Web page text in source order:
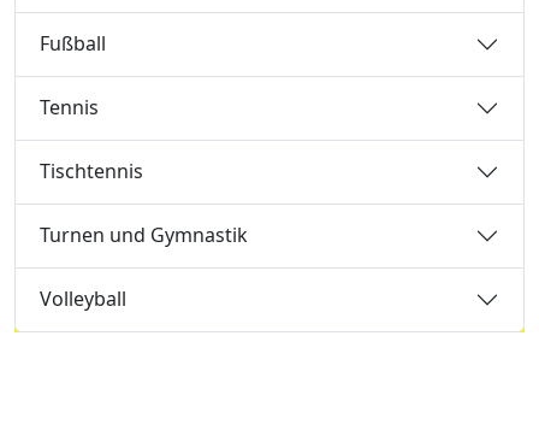
Fußball
Tennis
Tischtennis
Turnen und Gymnastik
Volleyball